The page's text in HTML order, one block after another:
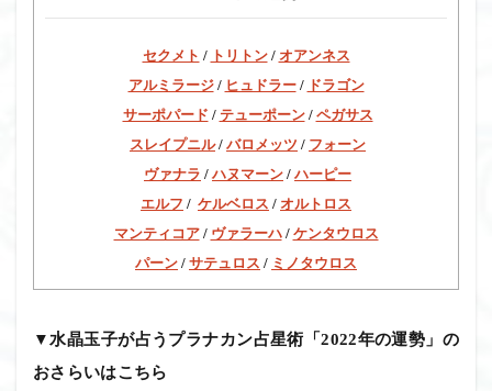
セクメト / トリトン/ オアンネス
アルミラージ/ ヒュドラー/ ドラゴン
サーポパード / テューポーン/ ペガサス
スレイプニル/ バロメッツ / フォーン
ヴァナラ / ハヌマーン / ハーピー
エルフ / ケルベロス / オルトロス
マンティコア/ ヴァラーハ/ ケンタウロス
パーン / サテュロス / ミノタウロス
▼水晶玉子が占うプラナカン占星術「2022年の運勢」の
おさらいはこちら